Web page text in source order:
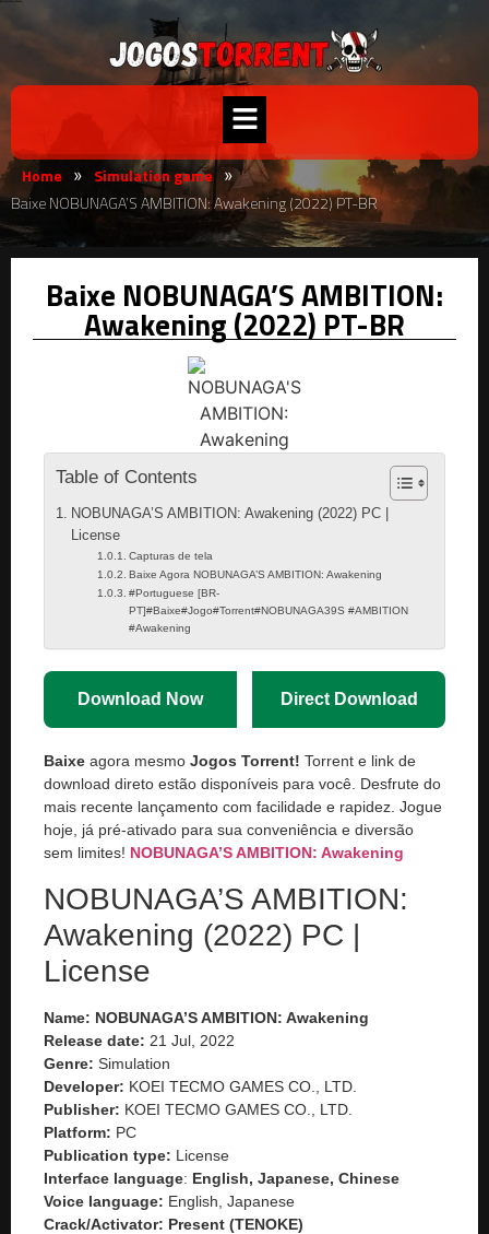
Home » Simulation game »
Baixe NOBUNAGA’S AMBITION: Awakening (2022) PT-BR
Baixe NOBUNAGA’S AMBITION:
Awakening (2022) PT-BR
Table of Contents
NOBUNAGA’S AMBITION: Awakening (2022) PC |
License
Capturas de tela
Baixe Agora NOBUNAGA’S AMBITION: Awakening
#Portuguese [BR-
PT]#Baixe#Jogo#Torrent#NOBUNAGA39S #AMBITION
#Awakening
Download Now Direct Download
Baixe agora mesmo Jogos Torrent! Torrent e link de
download direto estão disponíveis para você. Desfrute do
mais recente lançamento com facilidade e rapidez. Jogue
hoje, já pré-ativado para sua conveniência e diversão
sem limites! NOBUNAGA’S AMBITION: Awakening
NOBUNAGA’S AMBITION:
Awakening (2022) PC |
License
Name: NOBUNAGA’S AMBITION: Awakening
Release date: 21 Jul, 2022
Genre: Simulation
Developer: KOEI TECMO GAMES CO., LTD.
Publisher: KOEI TECMO GAMES CO., LTD.
Platform: PC
Publication type: License
Interface language: English, Japanese, Chinese
Voice language: English, Japanese
Crack/Activator: Present (TENOKE)